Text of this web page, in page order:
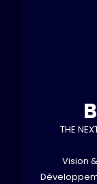
THE
Vision